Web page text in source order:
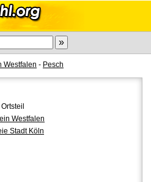
Westfalen - Pesch
Westfalen
Stadt Köln